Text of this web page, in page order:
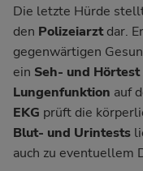
Die letzte Hürde
den Polizeiarztdar.
gegenwärtigen
ein Seh- und Hörtest
Lungenfunktion auf
EKG prüft die
Blut- und Urintests
auch zu eventuellem